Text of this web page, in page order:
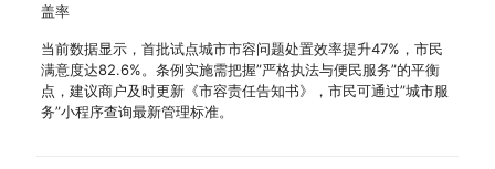
盖率
当前数据显示，首批试点城市市容问题处置效率提升47%，市民
满意度达82.6%。条例实施需把握”严格执法与便民服务”的平衡
点，建议商户及时更新《市容责任告知书》，市民可通过”城市服
务”小程序查询最新管理标准。